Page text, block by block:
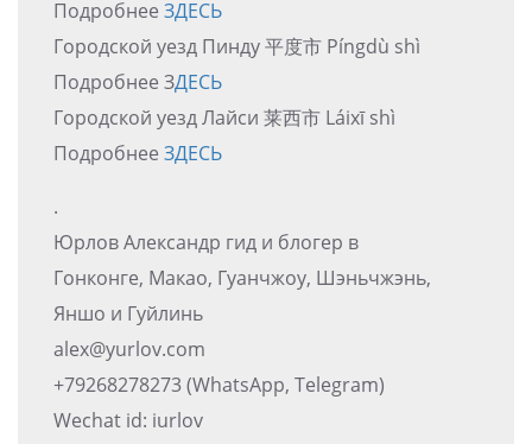
Подробнее ЗДЕСЬ
Городской уезд Пинду 平度市 Píngdù shì
Подробнее ЗДЕСЬ
Городской уезд Лайси 莱西市 Láixī shì
Подробнее ЗДЕСЬ
.
Юрлов Александр гид и блогер в
Гонконге, Макао, Гуанчжоу, Шэньчжэнь,
Яншо и Гуйлинь
alex@yurlov.com
+79268278273 (WhatsApp, Telegram)
Wechat id: iurlov